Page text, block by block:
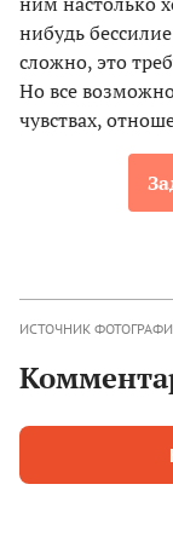
нибудь
сложно, это
Но все
чувствах,
ИСТОЧНИК